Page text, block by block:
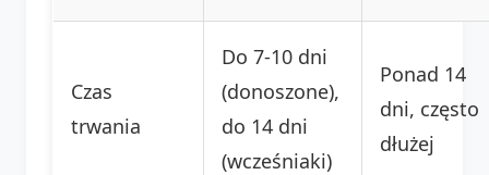
Czas
trwania
Do 7-10 dni
(donoszone),
do 14 dni
(wcześniaki)
Ponad 14
dni, często
dłużej